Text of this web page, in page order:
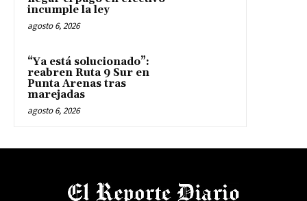
incumple la ley
agosto 6, 2026
“Ya está solucionado”:
reabren Ruta 9 Sur en
Punta Arenas tras
marejadas
agosto 6, 2026